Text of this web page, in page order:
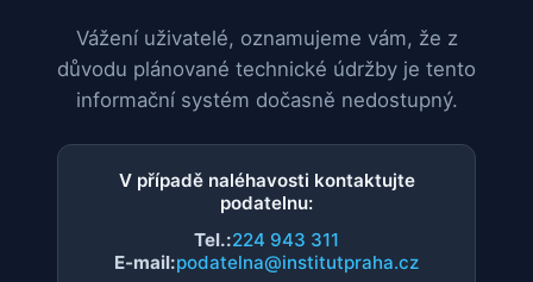
Vážení uživatelé, oznamujeme vám, že z
důvodu plánované technické údržby je tento
informační systém dočasně nedostupný.
V případě naléhavosti kontaktujte
podatelnu:
Tel.:224 943 311
E-mail:podatelna@institutpraha.cz